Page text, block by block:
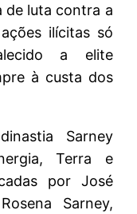
de luta contra a
ilícitas só
a elite
à custa dos
Sarney
Terra e
por José
Sarney,